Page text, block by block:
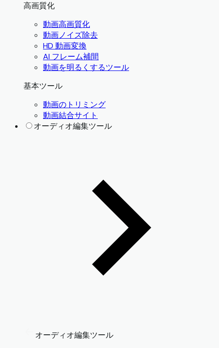
高画質化
動画高画質化
動画ノイズ除去
HD 動画変換
AI フレーム補間
動画を明るくするツール
基本ツール
動画のトリミング
動画結合サイト
オーディオ編集ツール
オーディオ編集ツール